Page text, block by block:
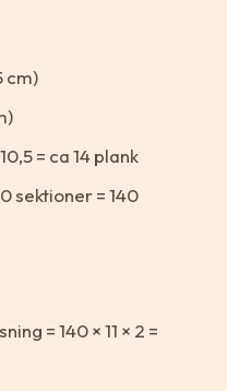
cm)
= ca 14 plank
sektioner = 140
= 140 × 11 × 2 =